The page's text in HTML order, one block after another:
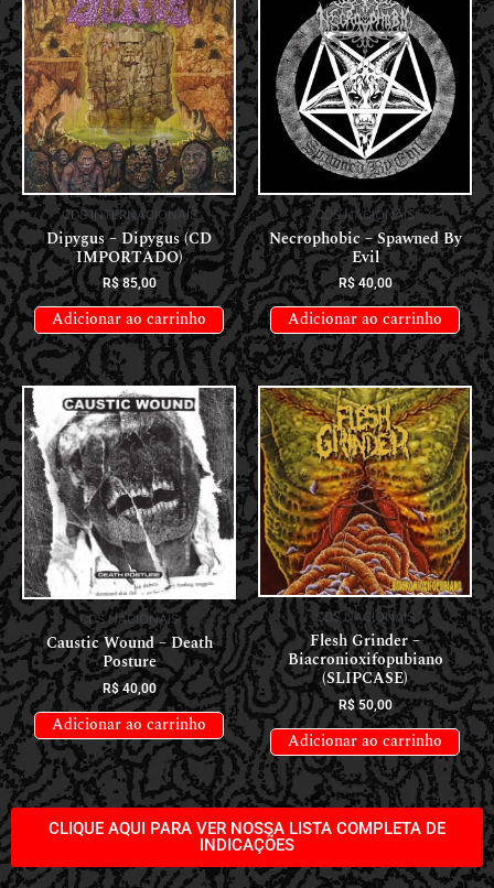
CDS INTERNACIONAIS
Dipygus – Dipygus (CD
IMPORTADO)
R$85,00
Adicionar ao carrinho
CDS NACIONAIS
Necrophobic – Spawned By
Evil
R$40,00
Adicionar ao carrinho
CDS NACIONAIS
Caustic Wound – Death
Posture
R$40,00
Adicionar ao carrinho
CDS NACIONAIS
Flesh Grinder –
Biacronioxifopubiano
(SLIPCASE)
R$50,00
Adicionar ao carrinho
CLIQUE AQUI PARA VER NOSSA LISTA COMPLETA DE
INDICAÇÕES